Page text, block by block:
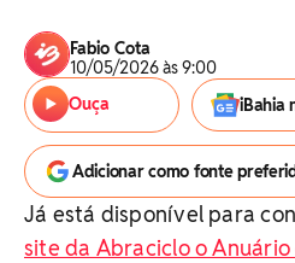
Fabio Cota
10/05/2026 às 9:00
Ouça
iBahia
Adicionar como fonte
Já está disponível para
site da Abraciclo o